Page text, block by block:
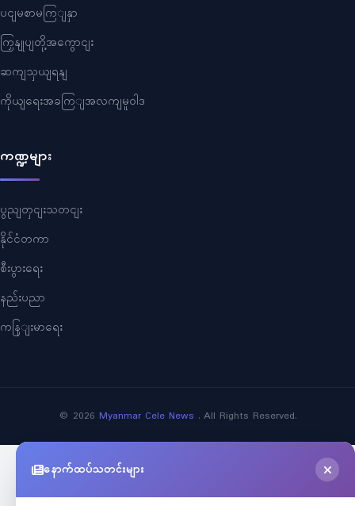
ပငျမစာမကြျနှာ
ကြှနျုပျတို့အကွောငျး
ဆကျသှယျရနျ
ကိုယျရေးအခကြျအလကျမူဝါဒ
ကဏ္ဍများ
ပွညျတှငျးသတငျး
နိုင်ငံတကာ
စီးပွားရေး
နည်းပညာ
ကနြျးမာရေး
© 2026 Myanmar Cele News . All Rights Reserved.
နောက်ထပ်သတင်းများ